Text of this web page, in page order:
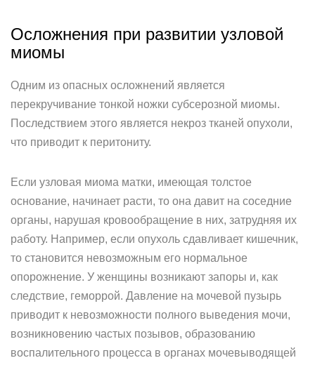
Осложнения при развитии узловой
миомы
Одним из опасных осложнений является
перекручивание тонкой ножки субсерозной миомы.
Последствием этого является некроз тканей опухоли,
что приводит к перитониту.
Если узловая миома матки, имеющая толстое
основание, начинает расти, то она давит на соседние
органы, нарушая кровообращение в них, затрудняя их
работу. Например, если опухоль сдавливает кишечник,
то становится невозможным его нормальное
опорожнение. У женщины возникают запоры и, как
следствие, геморрой. Давление на мочевой пузырь
приводит к невозможности полного выведения мочи,
возникновению частых позывов, образованию
воспалительного процесса в органах мочевыводящей